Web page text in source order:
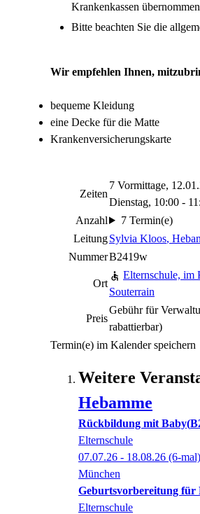
Krankenkassen
Bitte beachten Sie die
Wir empfehlen Ihnen,
bequeme Kleidung
eine Decke für die Matte
Krankenversicherungskarte
Zeiten
7 Vormittage,
Dienstag, 10:00 -
Anzahl
7 Termin(e)
LeitungSylvia Kloos,
NummerB2419w
Ort
Elternschule, im
Souterrain
Preis
Gebühr für
rabattierbar)
Termin(e) im Kalender speichern
Weitere
Hebamme
Rückbildung mit Baby
Elternschule
07.07.26 - 18.08.26 (6-mal)
München
Geburtsvorbereitung für
Elternschule